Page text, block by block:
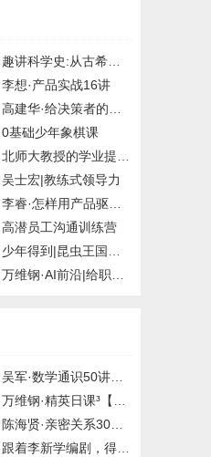
趣讲科学史:从古希腊到21世纪
李想·产品实战16讲
高建华·给决策者的战略课
0基础少年象棋课
北师大教授的学业提升课
吴士宏|教练式领导力
李睿·怎样用产品驱动增长
高潜员工沟通训练营
少年得到|昆虫王国的科学课
万维钢·AI前沿|给职场人的AI写作课
吴军·数学通识50讲，mp3，得到，付费课程，百度网盘，有声资源
万维钢·精英日课³【完结】，精英日课1/2【完结】，mp3，得到，付费课程，百度网盘，有声资源
陈海贤·亲密关系30讲，mp3，得到，大师课
跟着李新学编剧，得到，百度网盘